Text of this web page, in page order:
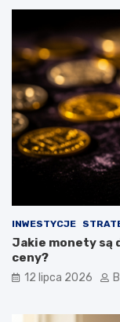
INWESTYCJE
Jakie monety są
ceny?
12 lipca 2026